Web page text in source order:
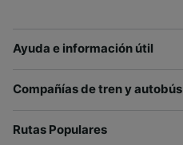
Ayuda e información útil
Compañías de tren y autobús
Rutas Populares